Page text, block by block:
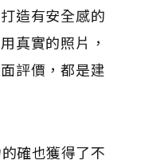
造有安全感的
真實的照片，
評價，都是建
確也獲得了不